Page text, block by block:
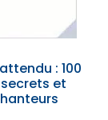
: 100
et